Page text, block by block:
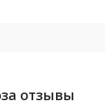
отзывы